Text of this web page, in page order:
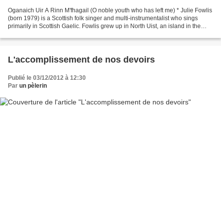
Oganaich Uir A Rinn M'fhagail (O noble youth who has left me) * Julie Fowlis
(born 1979) is a Scottish folk singer and multi-instrumentalist who sings
primarily in Scottish Gaelic. Fowlis grew up in North Uist, an island in the
L'accomplissement de nos devoirs
Publié le 03/12/2012 à 12:30
Par un pèlerin